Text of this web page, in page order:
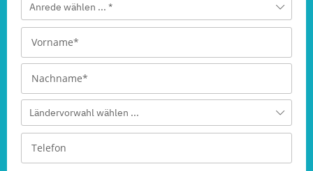
Anrede wählen ... *
Ländervorwahl wählen ...